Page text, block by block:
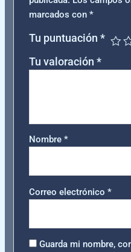
marcados con *
Tu puntuación *
Tu valoración *
Nombre *
Correo electrónico *
Guarda mi nombre,